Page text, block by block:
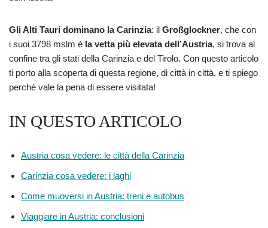
Gli Alti Tauri dominano la Carinzia: il Großglockner, che con
i suoi 3798 mslm è la vetta più elevata dell’Austria, si trova al
confine tra gli stati della Carinzia e del Tirolo. Con questo articolo
ti porto alla scoperta di questa regione, di città in città, e ti spiego
perché vale la pena di essere visitata!
IN QUESTO ARTICOLO
Austria cosa vedere: le città della Carinzia
Carinzia cosa vedere: i laghi
Come muoversi in Austria: treni e autobus
Viaggiare in Austria: conclusioni